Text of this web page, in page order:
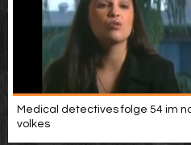
Medical detectives folge 54 im
volkes